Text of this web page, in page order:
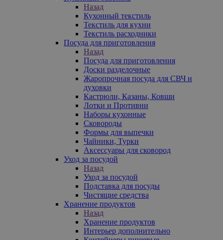
Назад
Кухонный текстиль
Текстиль для кухни
Текстиль расходники
Посуда для приготовления
Назад
Посуда для приготовления
Доски разделочные
Жаропрочная посуда для СВЧ и
духовки
Кастрюли, Казаны, Ковши
Лотки и Противни
Наборы кухонные
Сковороды
Формы для выпечки
Чайники, Турки
Аксессуары для сковород
Уход за посудой
Назад
Уход за посудой
Подставка для посуды
Чистящие средства
Хранение продуктов
Назад
Хранение продуктов
Интерьер дополнительно